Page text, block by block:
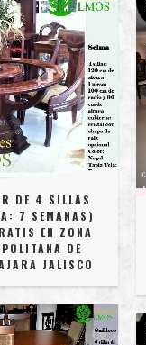
DE 4 SILLAS
7 SEMANAS)
EN ZONA
DE
JALISCO